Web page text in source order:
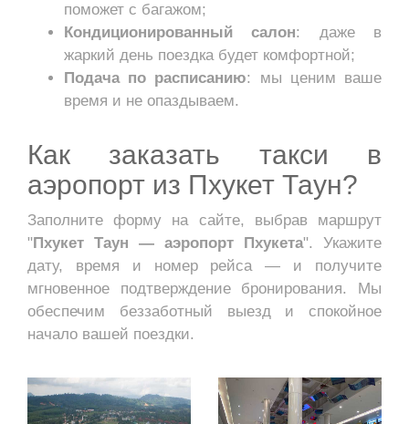
поможет с багажом;
Кондиционированный салон: даже в
жаркий день поездка будет комфортной;
Подача по расписанию: мы ценим ваше
время и не опаздываем.
Как заказать такси в
аэропорт из Пхукет Таун?
Заполните форму на сайте, выбрав маршрут
"Пхукет Таун — аэропорт Пхукета". Укажите
дату, время и номер рейса — и получите
мгновенное подтверждение бронирования. Мы
обеспечим беззаботный выезд и спокойное
начало вашей поездки.